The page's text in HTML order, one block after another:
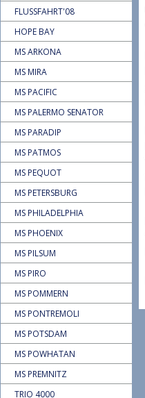
FLUSSFAHRT'08
HOPE BAY
MS ARKONA
MS MIRA
MS PACIFIC
MS PALERMO SENATOR
MS PARADIP
MS PATMOS
MS PEQUOT
MS PETERSBURG
MS PHILADELPHIA
MS PHOENIX
MS PILSUM
MS PIRO
MS POMMERN
MS PONTREMOLI
MS POTSDAM
MS POWHATAN
MS PREMNITZ
TRIO 4000